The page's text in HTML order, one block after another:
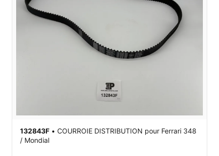
132843F • COURROIE DISTRIBUTION pour Ferrari 348
/ Mondial